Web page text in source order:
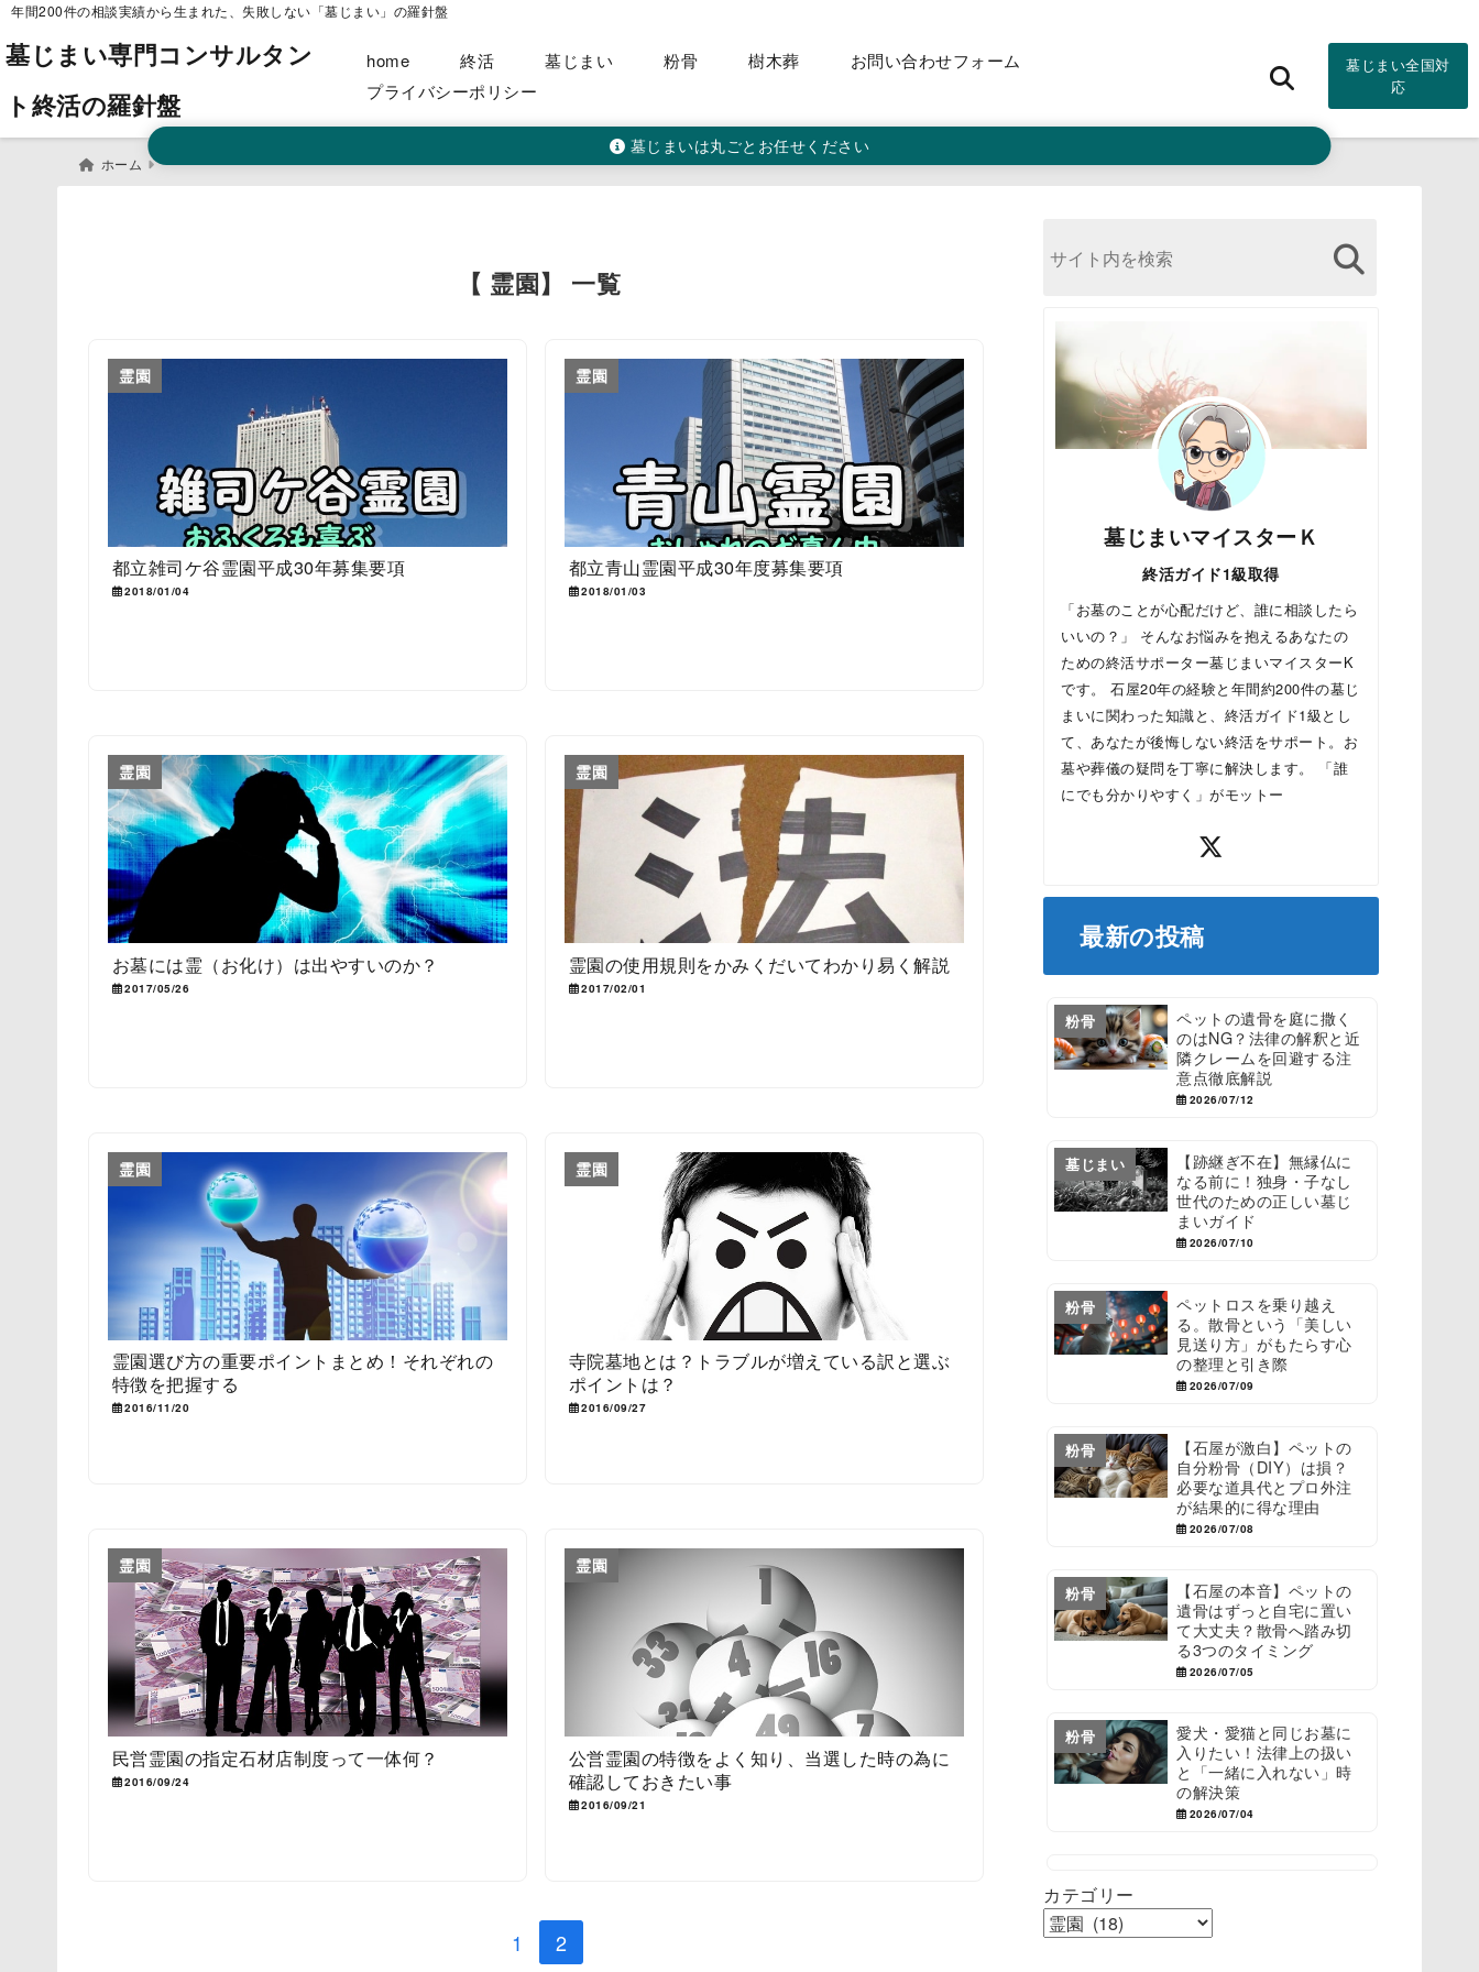
年間200件の相談実績から生まれた、失敗しない「墓じまい」の羅針盤
墓じまい専門コンサルタン
ト終活の羅針盤
home 終活 墓じまい 粉骨 樹木葬
お問い合わせフォーム
プライバシーポリシー
墓じまい全国対
応
墓じまいは丸ごとお任せください
ホーム
【 霊園】 一覧
霊園
都立雑司ケ谷霊園平成30年募集要項
2018/01/04
霊園
都立青山霊園平成30年度募集要項
2018/01/03
霊園
お墓には霊（お化け）は出やすいのか？
2017/05/26
霊園
霊園の使用規則をかみくだいてわかり易く解説
2017/02/01
霊園
霊園選び方の重要ポイントまとめ！それぞれの
特徴を把握する
2016/11/20
霊園
寺院墓地とは？トラブルが増えている訳と選ぶ
ポイントは？
2016/09/27
霊園
民営霊園の指定石材店制度って一体何？
2016/09/24
霊園
公営霊園の特徴をよく知り、当選した時の為に
確認しておきたい事
2016/09/21
1 2
墓じまいマイスターＫ
終活ガイド1級取得
「お墓のことが心配だけど、誰に相談したら
いいの？」 そんなお悩みを抱えるあなたの
ための終活サポーター墓じまいマイスターK
です。 石屋20年の経験と年間約200件の墓じ
まいに関わった知識と、終活ガイド1級とし
て、あなたが後悔しない終活をサポート。お
墓や葬儀の疑問を丁寧に解決します。 「誰
にでも分かりやすく」がモットー
最新の投稿
粉骨
ペットの遺骨を庭に撒く
のはNG？法律の解釈と近
隣クレームを回避する注
意点徹底解説
2026/07/12
墓じまい
【跡継ぎ不在】無縁仏に
なる前に！独身・子なし
世代のための正しい墓じ
まいガイド
2026/07/10
粉骨
ペットロスを乗り越え
る。散骨という「美しい
見送り方」がもたらす心
の整理と引き際
2026/07/09
粉骨
【石屋が激白】ペットの
自分粉骨（DIY）は損？
必要な道具代とプロ外注
が結果的に得な理由
2026/07/08
粉骨
【石屋の本音】ペットの
遺骨はずっと自宅に置い
て大丈夫？散骨へ踏み切
る3つのタイミング
2026/07/05
粉骨
愛犬・愛猫と同じお墓に
入りたい！法律上の扱い
と「一緒に入れない」時
の解決策
2026/07/04
カテゴリー